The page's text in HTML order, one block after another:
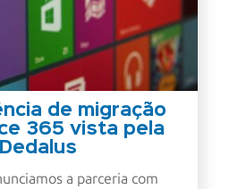
de migração
365 vista pela
Dedalus
a parceria com